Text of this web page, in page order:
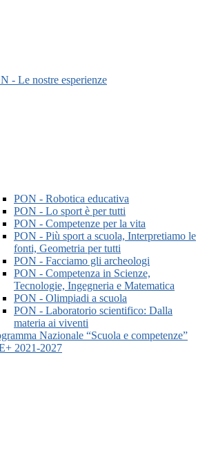
- Le nostre esperienze
PON - Robotica educativa
PON - Lo sport è per tutti
PON - Competenze per la vita
PON - Più sport a scuola, Interpretiamo le
fonti, Geometria per tutti
PON - Facciamo gli archeologi
PON - Competenza in Scienze,
Tecnologie, Ingegneria e Matematica
PON - Olimpiadi a scuola
PON - Laboratorio scientifico: Dalla
materia ai viventi
Nazionale “Scuola e competenze”
2021-2027